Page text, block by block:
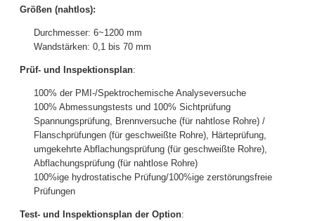
Größen (nahtlos):
Durchmesser: 6~1200 mm
Wandstärken: 0,1 bis 70 mm
Prüf- und Inspektionsplan:
100% der PMI-/Spektrochemische Analyseversuche
100% Abmessungstests und 100% Sichtprüfung
Spannungsprüfung, Brennversuche (für nahtlose Rohre) /
Flanschprüfungen (für geschweißte Rohre), Härteprüfung,
umgekehrte Abflachungsprüfung (für geschweißte Rohre),
Abflachungsprüfung (für nahtlose Rohre)
100%ige hydrostatische Prüfung/100%ige zerstörungsfreie
Prüfungen
Test- und Inspektionsplan der Option: